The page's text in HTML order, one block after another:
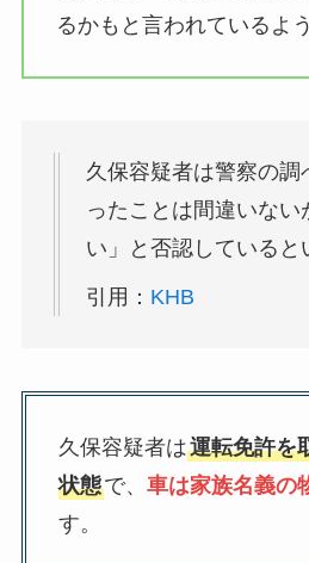
るかもと言われているよ
久保容疑者は警察の調
ったことは間違いない
い」と否認していると
引用： KHB
久保容疑者は運転免許を
状態で、 車は家族名義の
す。